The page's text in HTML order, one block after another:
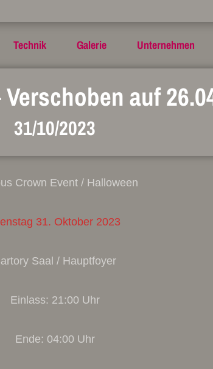
Technik Galerie Unternehmen
auf
31/10/2023
Crown Event / Halloween
31. Oktober 2023
Saal / Hauptfoyer
Einlass: 21:00 Uhr
Ende: 04:00 Uhr